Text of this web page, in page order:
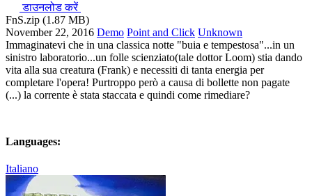
डाउनलोड करें
FnS.zip (1.87 MB)
November 22, 2016 Demo Point and Click Unknown
Immaginatevi che in una classica notte "buia e tempestosa"...in un
sinistro laboratorio...un folle scienziato(tale dottor Loom) stia dando
vita alla sua creatura (Frank) e necessiti di tanta energia per
completare l'opera! Purtroppo però a causa di bollette non pagate
(...) la corrente è stata staccata e quindi come rimediare?
Languages:
Italiano